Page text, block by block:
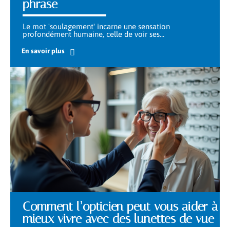
phrase
Le mot 'soulagement' incarne une sensation
profondément humaine, celle de voir ses…
En savoir plus
Comment l’opticien peut vous aider à
mieux vivre avec des lunettes de vue